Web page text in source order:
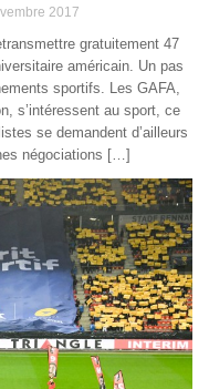
2017
gratuitement 47
américain. Un pas
sportifs. Les GAFA,
s’intéressent au sport, ce
se demandent d’ailleurs
négociations […]